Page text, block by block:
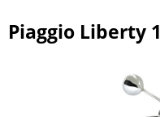
Piaggio Liberty